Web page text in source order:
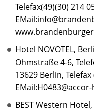
Telefax(49)(30) 214
Hotel NOVOTEL,
Ohmstraße 4-6,
13629 Berlin,
BEST Western